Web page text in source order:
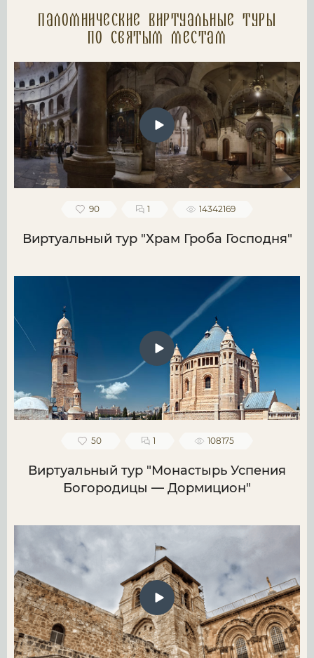
Паломнические Виртуальные туры
по святым местам
90 1 14342169
Виртуальный тур "Храм Гроба Господня"
50 1 108175
Виртуальный тур "Монастырь Успения
Богородицы — Дормицион"